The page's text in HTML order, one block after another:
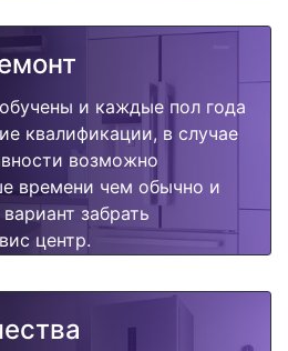
и каждые пол года
квалификации, в случае
возможно
времени чем обычно и
забрать
центр.